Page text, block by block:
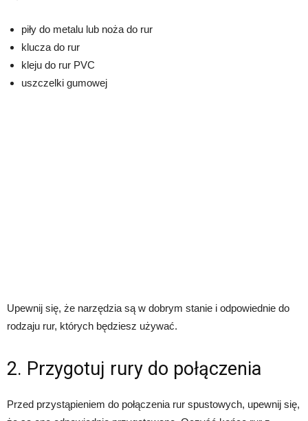
piły do metalu lub noża do rur
klucza do rur
kleju do rur PVC
uszczelki gumowej
Upewnij się, że narzędzia są w dobrym stanie i odpowiednie do
rodzaju rur, których będziesz używać.
2. Przygotuj rury do połączenia
Przed przystąpieniem do połączenia rur spustowych, upewnij się,